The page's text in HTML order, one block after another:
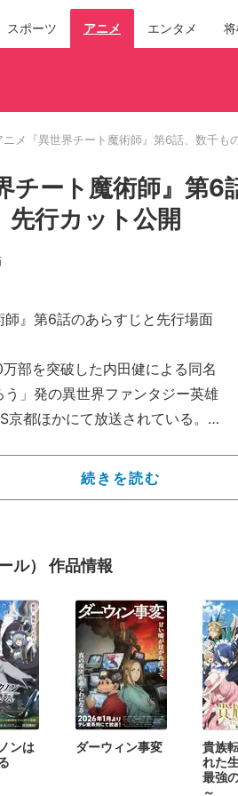
スポーツ アニメ エンタメ
ニメ『異世界チート魔術師』第6話、数千
チート魔術師』第6
行カット公開
』第6話のあらすじと先行場面
部を突破した内田健による同名
」発の異世界ファンタジー英雄
都ほかにて放送されている。
平和な高校生活を送っていた二
陣の光に包まれ、見知らぬ土地
と導かれた太一と凛は、ここで
を持っていることが判明し
続きを読む
ル） 作品情報
ンは
ダーウィン事変
貴族
れた
最強
～